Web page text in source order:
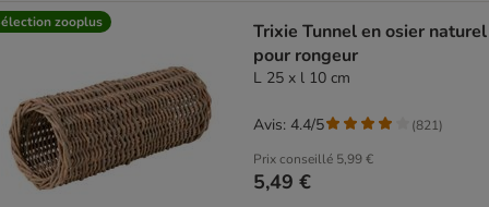
zooplus
Trixie Tunnel en osier naturel
pour rongeur
L 25 x l 10 cm
Prix conseillé 5,99 €
5,49 €
Avis: 4.4/5 (821)